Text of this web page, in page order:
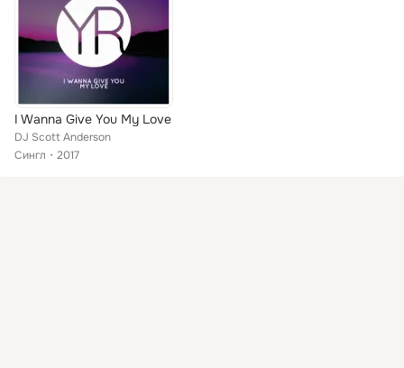
I Wanna Give You My Love
DJ Scott Anderson
Сингл
2017